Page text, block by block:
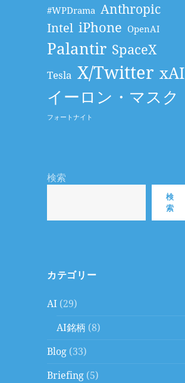
#WPDrama Anthropic
Intel iPhone OpenAI
Palantir SpaceX
Tesla X/Twitter xAI
イーロン・マスク
フォートナイト
検索
検
索
カテゴリー
AI (29)
AI銘柄 (8)
Blog (33)
Briefing (5)